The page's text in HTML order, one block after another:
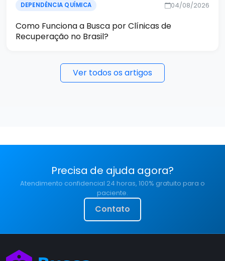
DEPENDÊNCIA QUÍMICA 04/08/2026
Como Funciona a Busca por Clínicas de
Recuperação no Brasil?
Ver todos os artigos
Precisa de ajuda agora?
Atendimento confidencial 24 horas, 100% gratuito para o
paciente.
Contato